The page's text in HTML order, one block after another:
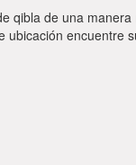
qibla de una
ubicación encuentre